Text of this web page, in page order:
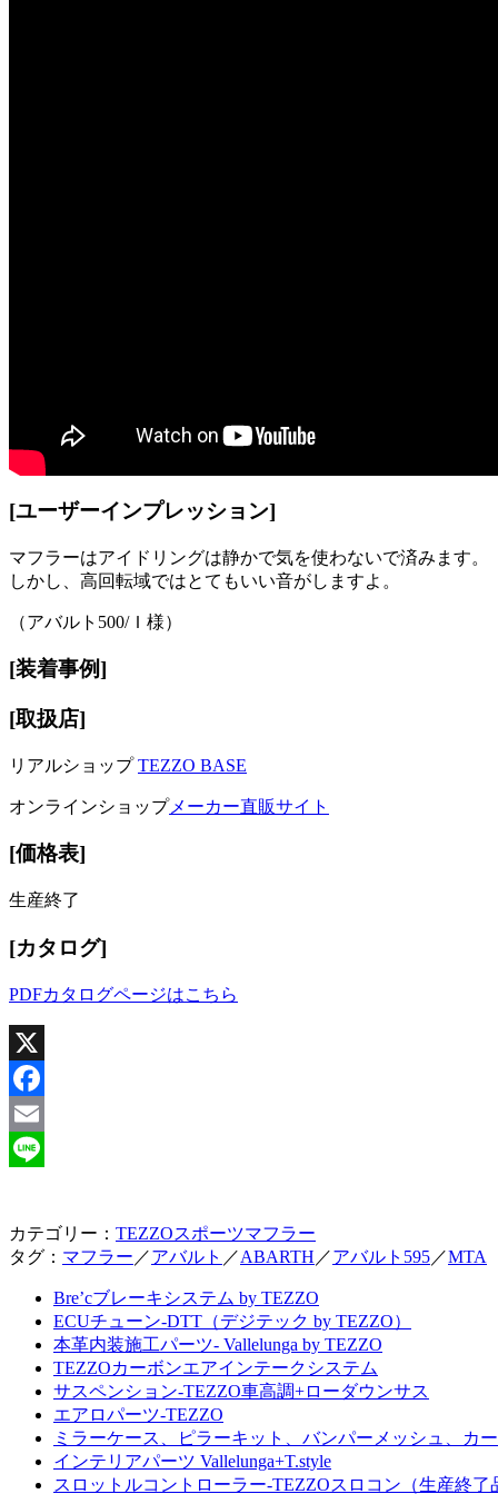
[ユーザーインプレッション]
マフラーはアイドリングは静かで気を使わないで済みます。
しかし、高回転域ではとてもいい音がしますよ。
（アバルト500/Ｉ様）
[装着事例]
[取扱店]
リアルショップTEZZO BASE
オンラインショップメーカー直販サイト
[価格表]
生産終了
[カタログ]
PDFカタログページはこちら
X
Facebook
Email
カテゴリー： TEZZOスポーツマフラー
タグ： マフラー ／アバルト ／ABARTH ／アバルト595／MTA
Bre’cブレーキシステム by TEZZO
ECUチューン-DTT（デジテック by TEZZO）
本革内装施工パーツ- Vallelunga by TEZZO
TEZZOカーボンエアインテークシステム
サスペンション-TEZZO車高調+ローダウンサス
エアロパーツ-TEZZO
ミラーケース、ピラーキット、バンパーメッシュ、カ
インテリアパーツ Vallelunga+T.style
スロットルコントローラー-TEZZOスロコン（生産終了